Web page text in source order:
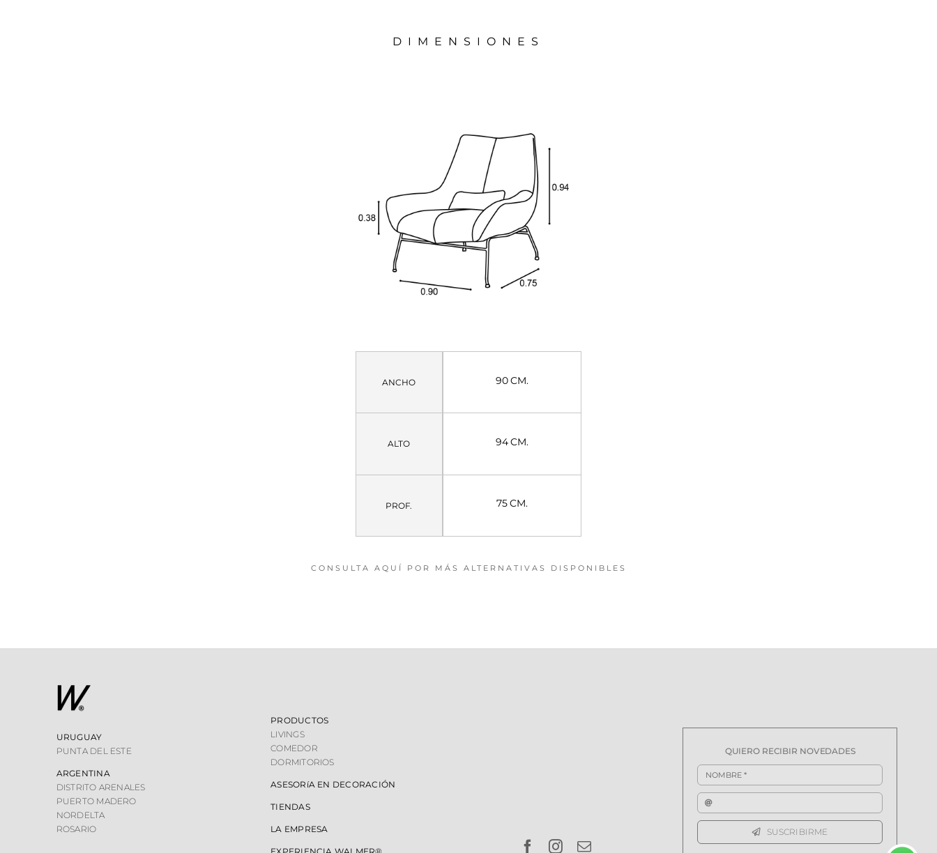
DIMENSIONES
ANCHO 90 CM.
ALTO 94 CM.
PROF. 75 CM.
CONSULTA AQUÍ POR MÁS ALTERNATIVAS DISPONIBLES
URUGUAY
PUNTA DEL ESTE
ARGENTINA
DISTRITO ARENALES
PUERTO MADERO
NORDELTA
ROSARIO
PRODUCTOS
LIVINGS
COMEDOR
DORMITORIOS
ASESORíA EN DECORACIÓN
TIENDAS
LA EMPRESA
QUIERO RECIBIR NOVEDADES
SUSCRIBIRME